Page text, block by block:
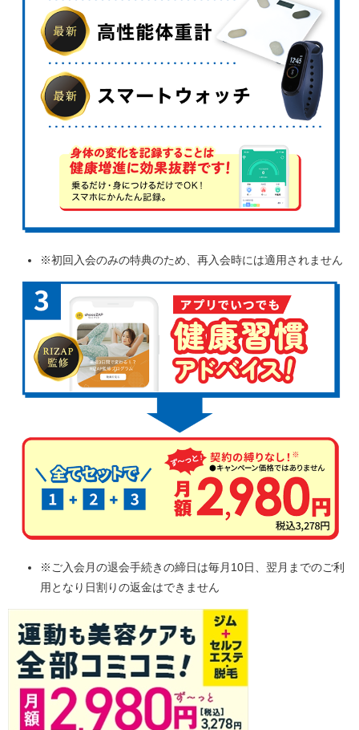
※初回入会のみの特典のため、再入会時には適用されません
※ご入会月の退会手続きの締日は毎月10日、翌月までのご利
用となり日割りの返金はできません